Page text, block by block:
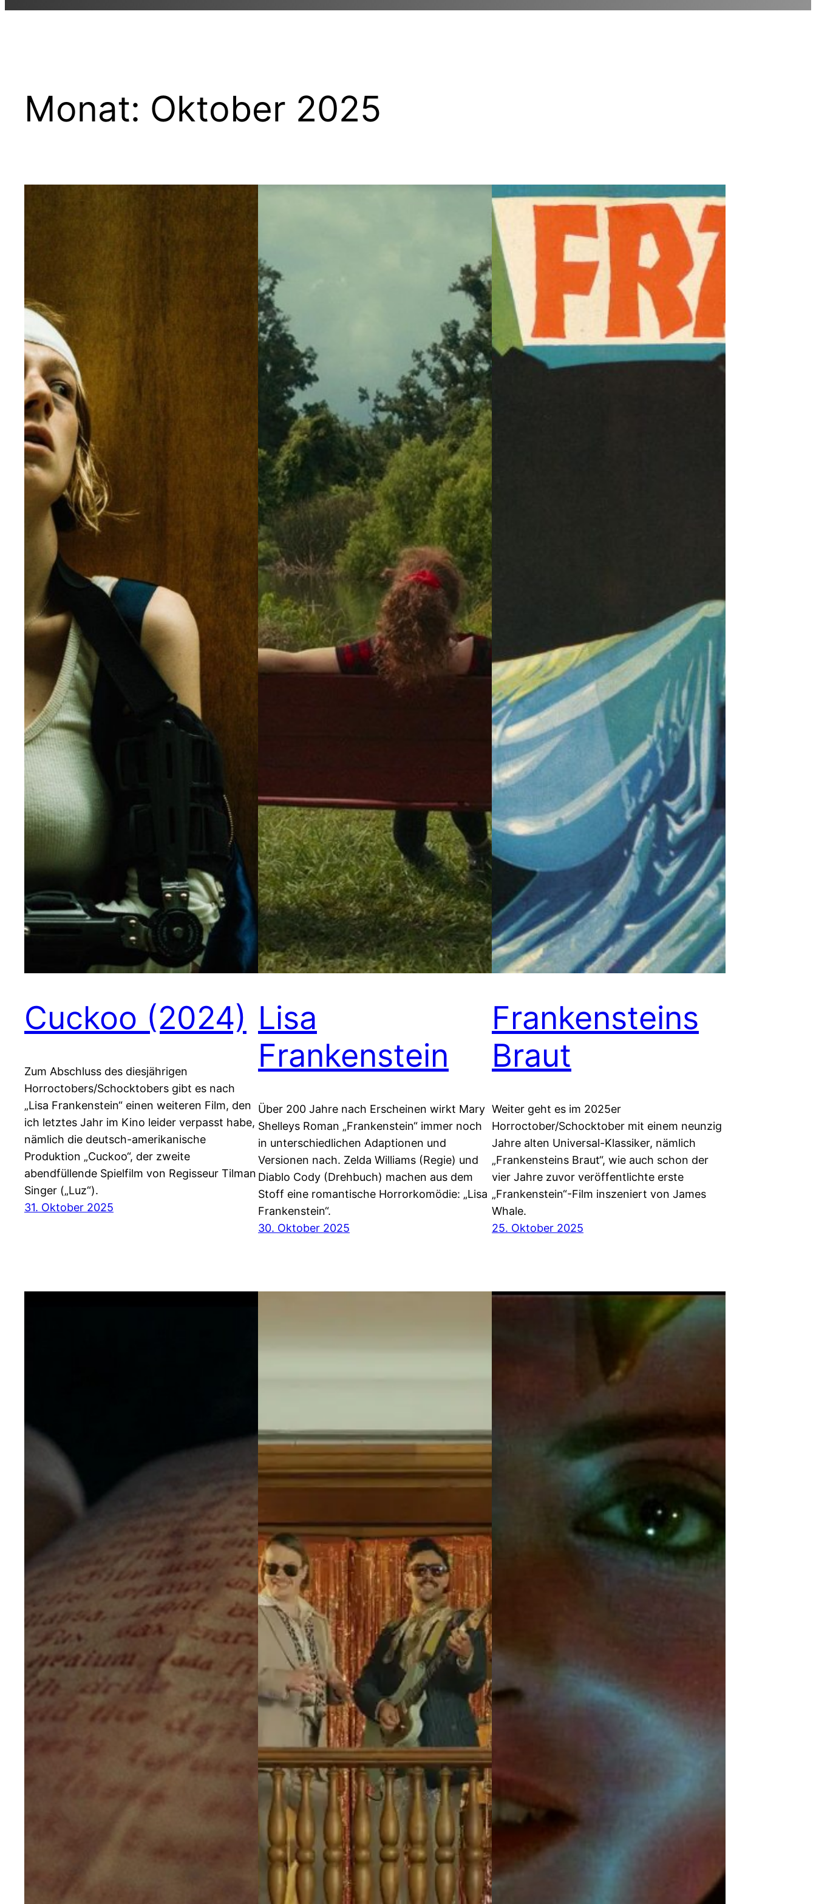
Monat: Oktober 2025
Cuckoo (2024)
Zum Abschluss des diesjährigen
Horroctobers/Schocktobers gibt es nach
„Lisa Frankenstein“ einen weiteren Film, den
ich letztes Jahr im Kino leider verpasst habe,
nämlich die deutsch-amerikanische
Produktion „Cuckoo“, der zweite
abendfüllende Spielfilm von Regisseur Tilman
Singer („Luz“).
31. Oktober 2025
Lisa
Frankenstein
Über 200 Jahre nach Erscheinen wirkt Mary
Shelleys Roman „Frankenstein“ immer noch
in unterschiedlichen Adaptionen und
Versionen nach. Zelda Williams (Regie) und
Diablo Cody (Drehbuch) machen aus dem
Stoff eine romantische Horrorkomödie: „Lisa
Frankenstein“.
30. Oktober 2025
Frankensteins
Braut
Weiter geht es im 2025er
Horroctober/Schocktober mit einem neunzig
Jahre alten Universal-Klassiker, nämlich
„Frankensteins Braut“, wie auch schon der
vier Jahre zuvor veröffentlichte erste
„Frankenstein“-Film inszeniert von James
Whale.
25. Oktober 2025